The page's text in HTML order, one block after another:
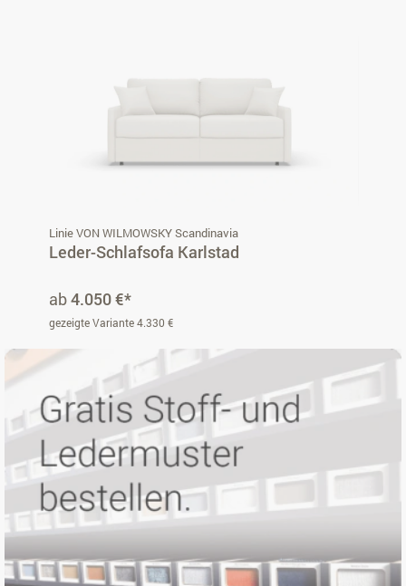
Linie VON WILMOWSKY Scandinavia
Leder-Schlafsofa Karlstad
ab4.050 €*
gezeigte Variante 4.330 €